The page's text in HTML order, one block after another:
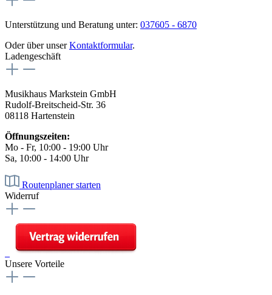
Unterstützung und Beratung unter: 037605 - 6870
Oder über unserKontaktformular.
Ladengeschäft
Musikhaus Markstein GmbH
Rudolf-Breitscheid-Str. 36
08118 Hartenstein
Öffnungszeiten:
Mo - Fr, 10:00 - 19:00 Uhr
Sa, 10:00 - 14:00 Uhr
Routenplaner starten
Widerruf
Unsere Vorteile